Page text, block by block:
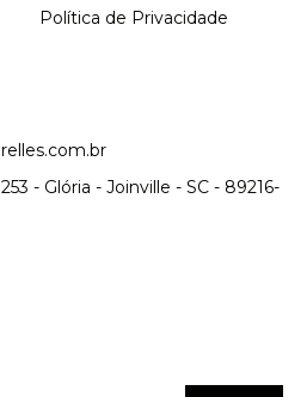
Política de Privacidade
- Glória - Joinville - SC - 89216-